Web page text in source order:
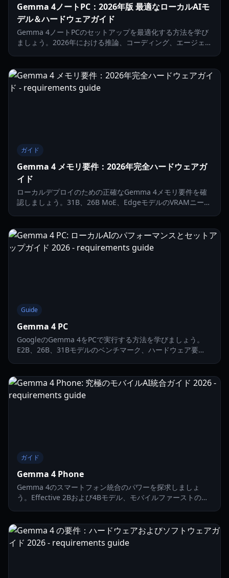
Gemma 4ノートPC：2026年版 最適なローカルAIモ
デル＆ハードウェアガイド
Gemma 4ノートPCのセットアップを最適化する方法を学び
ましょう。2026年における推論、コーディング、エージェン
ガイド
Gemma 4 メモリ要件：2026年完全ハードウェアガ
イド
ローカルデプロイのための正確なGemma 4メモリ要件を確
認しましょう。31B、26B MoE、EdgeモデルのVRAMニーズ
Guide
Gemma 4 PC
GoogleのGemma 4をPCで実行する方法を学びましょう。
E2B、26B、31Bモデルのベンチマーク、ハードウェア要
ガイド
Gemma 4 Phone
Gemma 4のスマートフォン統合のパワーを探求しましょ
う。Effective 2Bおよび4Bモデル、モバイルファーストのエ